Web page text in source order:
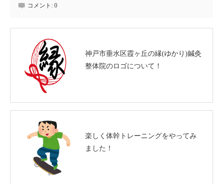
コメント: 0
神戸市垂水区霞ヶ丘の縁(ゆかり)鍼灸
整体院のロゴについて！
楽しく体幹トレーニングをやってみ
ました！